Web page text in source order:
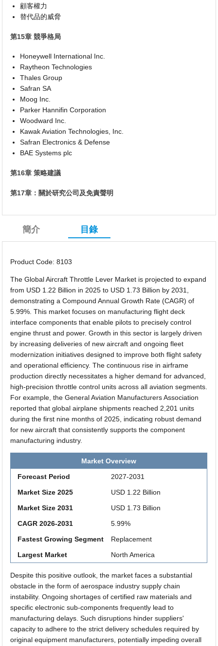
顧客權力
替代品的威脅
第15章 競爭格局
Honeywell International Inc.
Raytheon Technologies
Thales Group
Safran SA
Moog Inc.
Parker Hannifin Corporation
Woodward Inc.
Kawak Aviation Technologies, Inc.
Safran Electronics & Defense
BAE Systems plc
第16章 策略建議
第17章：關於研究公司及免責聲明
簡介 目錄
Product Code: 8103
The Global Aircraft Throttle Lever Market is projected to expand
from USD 1.22 Billion in 2025 to USD 1.73 Billion by 2031,
demonstrating a Compound Annual Growth Rate (CAGR) of
5.99%. This market focuses on manufacturing flight deck
interface components that enable pilots to precisely control
engine thrust and power. Growth in this sector is largely driven
by increasing deliveries of new aircraft and ongoing fleet
modernization initiatives designed to improve both flight safety
and operational efficiency. The continuous rise in airframe
production directly necessitates a higher demand for advanced,
high-precision throttle control units across all aviation segments.
For example, the General Aviation Manufacturers Association
reported that global airplane shipments reached 2,201 units
during the first nine months of 2025, indicating robust demand
for new aircraft that consistently supports the component
manufacturing industry.
Market Overview
Forecast Period
2027-2031
Market Size 2025
USD 1.22 Billion
Market Size 2031
USD 1.73 Billion
CAGR 2026-2031
5.99%
Fastest Growing Segment
Replacement
Largest Market
North America
Despite this positive outlook, the market faces a substantial
obstacle in the form of aerospace industry supply chain
instability. Ongoing shortages of certified raw materials and
specific electronic sub-components frequently lead to
manufacturing delays. Such disruptions hinder suppliers'
capacity to adhere to the strict delivery schedules required by
original equipment manufacturers, potentially impeding overall